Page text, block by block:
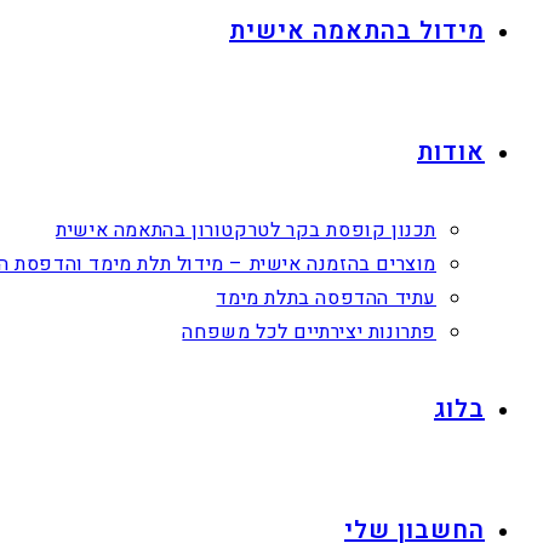
מידול בהתאמה אישית
אודות
תכנון קופסת בקר לטרקטורון בהתאמה אישית
מוצרים בהזמנה אישית – מידול תלת מימד והדפסת
עתיד ההדפסה בתלת מימד
פתרונות יצירתיים לכל משפחה
בלוג
החשבון שלי